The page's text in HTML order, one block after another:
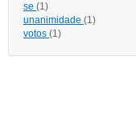
se (1)
unanimidade (1)
votos (1)